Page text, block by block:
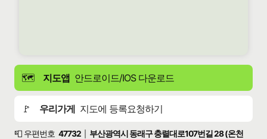
🗺️ 지도앱 안드로이드/IOS 다운로드
🚩 우리가게 지도에 등록요청하기
📮 우편번호 47732
부산광역시 동래구 충렬대로107번길 28 (온천